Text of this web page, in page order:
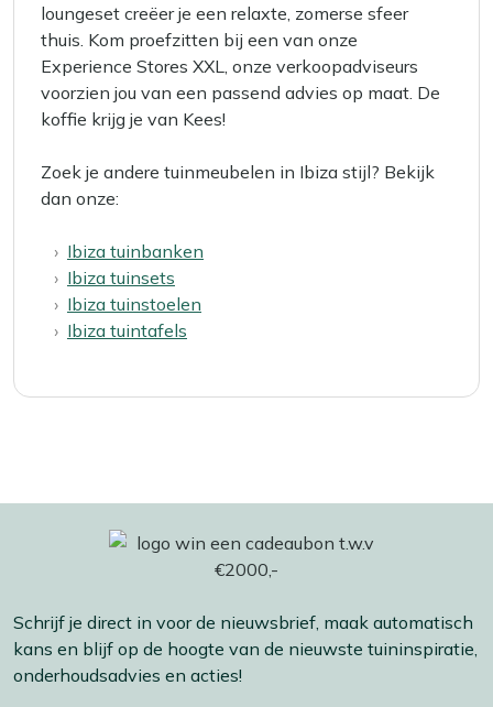
loungeset creëer je een relaxte, zomerse sfeer
thuis. Kom proefzitten bij een van onze
Experience Stores XXL, onze verkoopadviseurs
voorzien jou van een passend advies op maat. De
koffie krijg je van Kees!
Zoek je andere tuinmeubelen in Ibiza stijl? Bekijk
dan onze:
Ibiza tuinbanken
Ibiza tuinsets
Ibiza tuinstoelen
Ibiza tuintafels
Schrijf je direct in voor de nieuwsbrief, maak automatisch
kans en blijf op de hoogte van de nieuwste tuininspiratie,
onderhoudsadvies en acties!